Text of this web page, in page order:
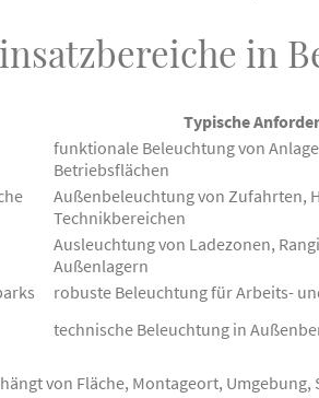
in
Typische
funktionale Beleuchtung von
Betriebsflächen
Außenbeleuchtung von Zufahrten,
Technikbereichen
Ausleuchtung von Ladezonen,
Außenlagern
robuste Beleuchtung für Arbeits-
technische Beleuchtung in
von Fläche, Montageort,